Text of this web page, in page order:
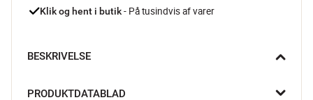
Klik og hent i butik - På tusindvis af varer
BESKRIVELSE
Med Profi Plus kugleskeen fra WMF kan du let tilføje lidt ekstra
PRODUKTDATABLAD